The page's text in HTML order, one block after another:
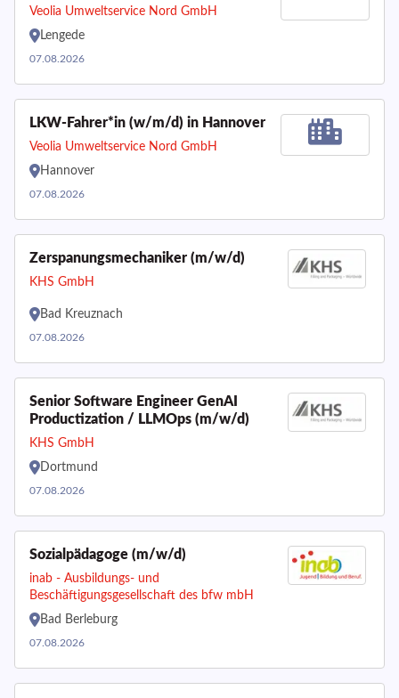
Veolia Umweltservice Nord GmbH
Lengede
07.08.2026
LKW-Fahrer*in (w/m/d) in Hannover
Veolia Umweltservice Nord GmbH
Hannover
07.08.2026
Zerspanungsmechaniker (m/w/d)
KHS GmbH
Bad Kreuznach
07.08.2026
Senior Software Engineer GenAI
Productization / LLMOps (m/w/d)
KHS GmbH
Dortmund
07.08.2026
Sozialpädagoge (m/w/d)
inab - Ausbildungs- und
Beschäftigungsgesellschaft des bfw mbH
Bad Berleburg
07.08.2026